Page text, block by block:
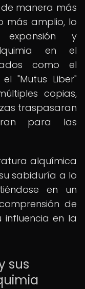
manera más
más amplio, lo
y
en el
como el
"Mutus Liber"
copias,
traspasaran
para las
alquímica
sabiduría a lo
en un
de
influencia en la
sus